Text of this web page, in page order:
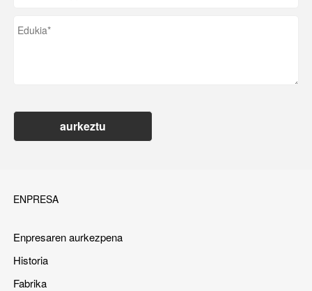
aurkeztu
ENPRESA
Enpresaren aurkezpena
Historia
Fabrika